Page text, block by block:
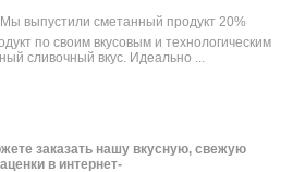
выпустили сметанный продукт 20%
по своим вкусовым и технологическим
сливочный вкус. Идеально ...
заказать нашу вкусную, свежую
в интернет-